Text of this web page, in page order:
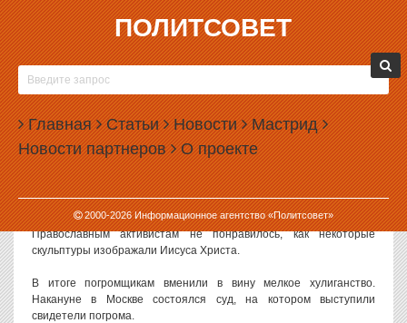
ПОЛИТСОВЕТ
Главная Статьи Новости Мастрид
Новости партнеров О проекте
2000-2026Информационное агентство «Политсовет»
23.09.2015, 09:17
ДМИТРИЯ ЭНТЕО АРЕСТОВАЛИ ЗА ПОГРОМ В
МАНЕЖЕ
В Москве суд арестовал на 10 суток скандально известного
православного активиста Дмитрия Энтео (Цорионова). Его
признали виновным в разгроме выставки в московском Манеже.
Погром на выставке произошел 14 августа. Его устроило
движение «Божья воля», возглавляемое Дмитрием Энтео.
Православным активистам не понравилось, как некоторые
скульптуры изображали Иисуса Христа.
В итоге погромщикам вменили в вину мелкое хулиганство.
Накануне в Москве состоялся суд, на котором выступили
свидетели погрома.